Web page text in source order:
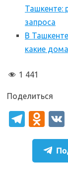
Ташкенте:
запроса
В
какие
1 441
Поделиться
T
el
gr
O
d
n
o